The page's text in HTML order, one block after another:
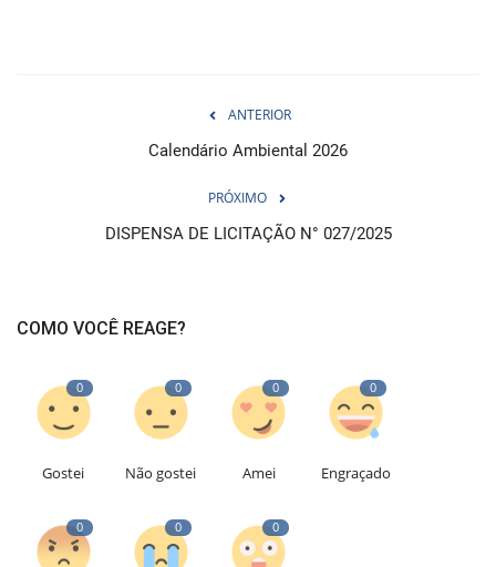
ANTERIOR
Calendário Ambiental 2026
PRÓXIMO
DISPENSA DE LICITAÇÃO N° 027/2025
COMO VOCÊ REAGE?
0
Gostei
0
Não gostei
0
Amei
0
Engraçado
0 0 0